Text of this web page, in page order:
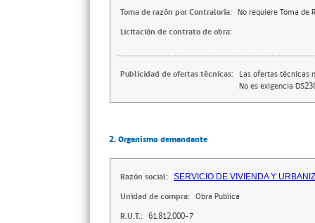
Toma de razón por Contraloría: No requiere Toma de
Licitación de contrato de obra:
Publicidad de ofertas técnicas: Las ofertas técnicas
No es exigencia
2. Organismo demandante
Razón social: SERVICIO DE VIVIENDA Y
Unidad de compra: Obra Publica
R.U.T.: 61.812.000-7